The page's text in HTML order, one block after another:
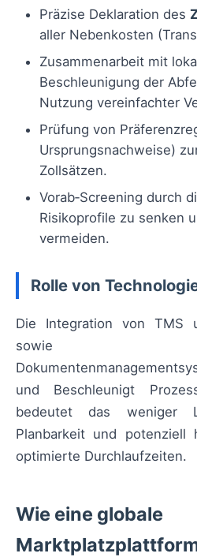
Präzise Deklaration des
aller Nebenkosten
Zusammenarbeit mit
Beschleunigung der
Nutzung vereinfachter
Prüfung von
Ursprungsnachweise)
Zollsätzen.
Vorab‑Screening durch
Risikoprofile zu senken
vermeiden.
Rolle von
Die Integration von TMS
sowie
und Beschleunigt
bedeutet das weniger
Planbarkeit und potenziell
optimierte Durchlaufzeiten.
Wie eine globale